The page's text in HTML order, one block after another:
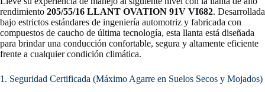
rendimiento 205/55/16 LLANT OVATION 91V VI682. Desarrollada
bajo estrictos estándares de ingeniería automotriz y fabricada con
compuestos de caucho de última tecnología, esta llanta está diseñada
para brindar una conducción confortable, segura y altamente eficiente
frente a cualquier condición climática.
1. Seguridad Certificada (Máximo Agarre en Suelos Secos y Mojados)